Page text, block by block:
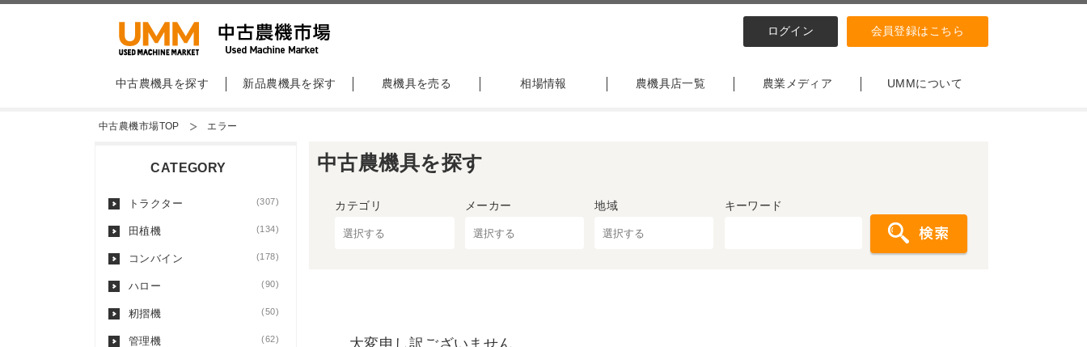
ログイン 会員登録はこちら
中古農機具を探す 新品農機具を探す 農機具を売る 相場情報 農機具店一覧 農業メディア UMMについて
中古農機市場TOP エラー
中古農機具を探す
カテゴリ メーカー 地域 キーワード
大変申し訳ございません。
CATEGORY
トラクター (307)
田植機 (134)
コンバイン (178)
ハロー (90)
籾摺機 (50)
管理機 (62)